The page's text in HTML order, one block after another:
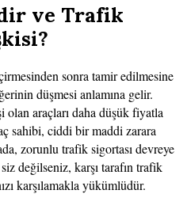
ve Trafik
sonra tamir edilmesine
düşmesi anlamına gelir.
olan araçları daha düşük fiyatla
sahibi, ciddi bir maddi zarara
zorunlu trafik sigortası devreye
değilseniz, karşı tarafın trafik
karşılamakla yükümlüdür.